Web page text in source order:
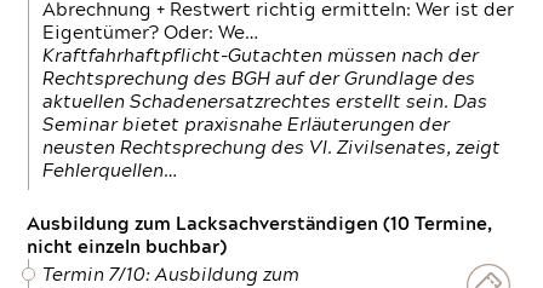
Abrechnung + Restwert richtig ermitteln: Wer ist der
Eigentümer? Oder: We…
Kraftfahrhaftpflicht-Gutachten müssen nach der
Rechtsprechung des BGH auf der Grundlage des
aktuellen Schadenersatzrechtes erstellt sein. Das
Seminar bietet praxisnahe Erläuterungen der
neusten Rechtsprechung des VI. Zivilsenates, zeigt
Fehlerquellen…
Ausbildung zum Lacksachverständigen (10 Termine,
nicht einzeln buchbar)
Termin 7/10: Ausbildung zum